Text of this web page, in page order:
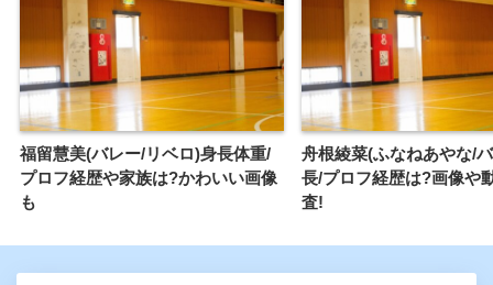
福留慧美(バレー/リベロ)身長体重/
プロフ経歴や家族は?かわいい画像
も
舟根綾菜(ふなねあやな/
長/プロフ経歴は?画像や
査!